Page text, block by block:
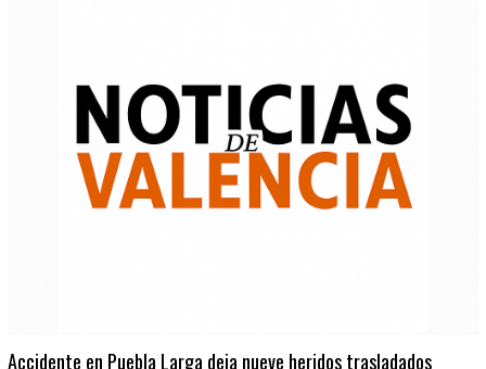
Accidente en Puebla Larga deja nueve heridos trasladados